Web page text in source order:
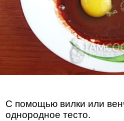
С помощью вилки или
однородное тесто.